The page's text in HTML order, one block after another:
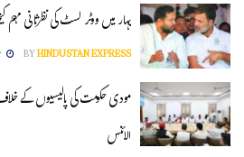
بہار میں ووٹر لسٹ کی نظرثانی
BYHINDUSTAN EXPRESS
مودی حکومت کی پالیسیوں کے
الائنس